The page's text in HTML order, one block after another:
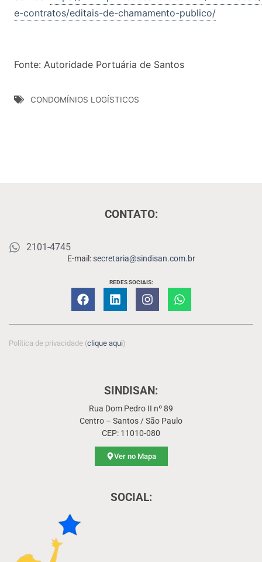
e-contratos/editais-de-chamamento-publico/
Fonte: Autoridade Portuária de Santos
CONDOMÍNIOS LOGÍSTICOS
CONTATO:
2101-4745
E-mail:secretaria@sindisan.com.br
REDES SOCIAIS:
Política de privacidade (clique aqui)
SINDISAN:
Rua Dom Pedro II nº 89
Centro – Santos / São Paulo
CEP: 11010-080
Ver no Mapa
SOCIAL: